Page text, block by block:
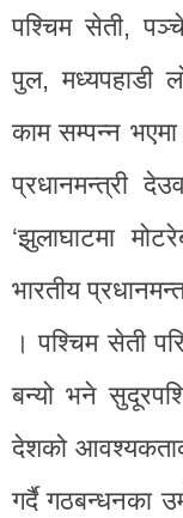
पश्चिम सेती,
पुल, मध्यपहाडी
काम सम्पन्न भएमा
प्रधानमन्त्री
‘झुलाघाटमा
भारतीय
। पश्चिम सेती
बन्यो भने
देशको
गर्दै गठबन्धनका